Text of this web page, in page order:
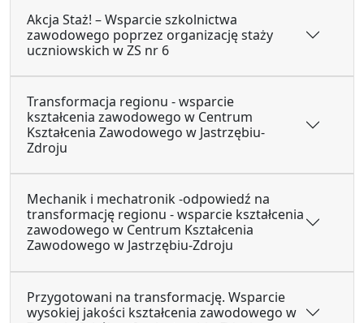
Akcja Staż! – Wsparcie szkolnictwa
zawodowego poprzez organizację staży
uczniowskich w ZS nr 6
Transformacja regionu - wsparcie
kształcenia zawodowego w Centrum
Kształcenia Zawodowego w Jastrzębiu-
Zdroju
Mechanik i mechatronik -odpowiedź na
transformację regionu - wsparcie kształcenia
zawodowego w Centrum Kształcenia
Zawodowego w Jastrzębiu-Zdroju
Przygotowani na transformację. Wsparcie
wysokiej jakości kształcenia zawodowego w